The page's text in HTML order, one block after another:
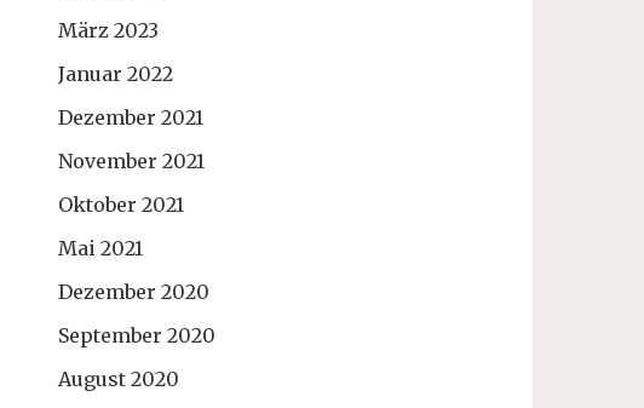
März 2023
Januar 2022
Dezember 2021
November 2021
Oktober 2021
Mai 2021
Dezember 2020
September 2020
August 2020